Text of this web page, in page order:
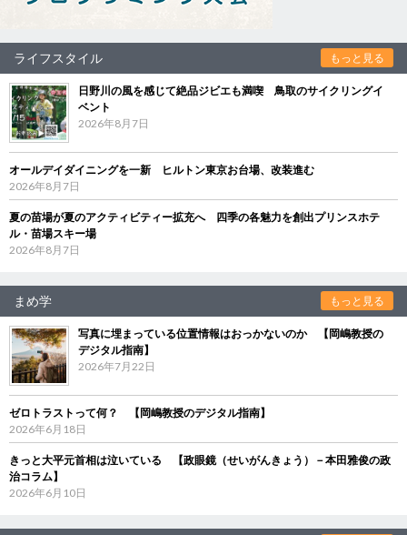
ライフスタイル もっと見る
日野川の風を感じて絶品ジビエも満喫 鳥取のサイクリングイ
ベント
2026年8月7日
オールデイダイニングを一新 ヒルトン東京お台場、改装進む
2026年8月7日
夏の苗場が夏のアクティビティー拡充へ 四季の各魅力を創出プリンスホテ
ル・苗場スキー場
2026年8月7日
まめ学 もっと見る
写真に埋まっている位置情報はおっかないのか 【岡嶋教授の
デジタル指南】
2026年7月22日
ゼロトラストって何？ 【岡嶋教授のデジタル指南】
2026年6月18日
きっと大平元首相は泣いている 【政眼鏡（せいがんきょう）－本田雅俊の政
治コラム】
2026年6月10日